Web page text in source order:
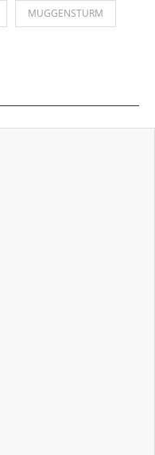
MUGGENSTURM